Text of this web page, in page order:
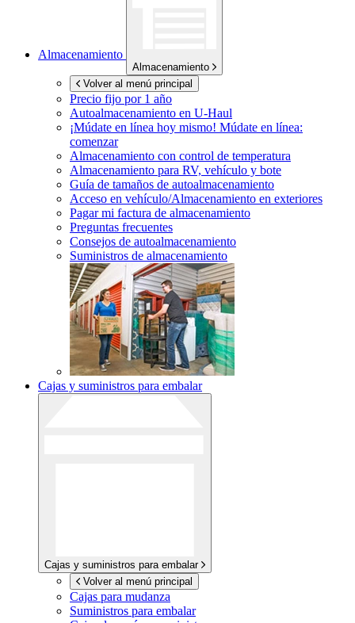
Almacenamiento
Almacenamiento
Volver al menú principal
Precio fijo por 1 año
Autoalmacenamiento en U-Haul
¡Múdate en línea hoy mismo! Múdate en línea:
comenzar
Almacenamiento con control de temperatura
Almacenamiento para RV, vehículo y bote
Guía de tamaños de autoalmacenamiento
Acceso en vehículo/Almacenamiento en exteriores
Pagar mi factura de almacenamiento
Preguntas frecuentes
Consejos de autoalmacenamiento
Suministros de almacenamiento
Cajas y suministros para embalar
Cajas y suministros para embalar
Volver al menú principal
Cajas para mudanza
Suministros para embalar